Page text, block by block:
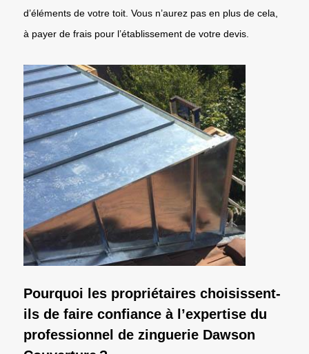
d’éléments de votre toit. Vous n’aurez pas en plus de cela,
à payer de frais pour l’établissement de votre devis.
Pourquoi les propriétaires choisissent-
ils de faire confiance à l’expertise du
professionnel de zinguerie Dawson